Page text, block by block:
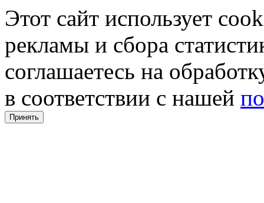
Этот сайт использует
рекламы и сбора
соглашаетесь на
в соответствии с нашей
Принять